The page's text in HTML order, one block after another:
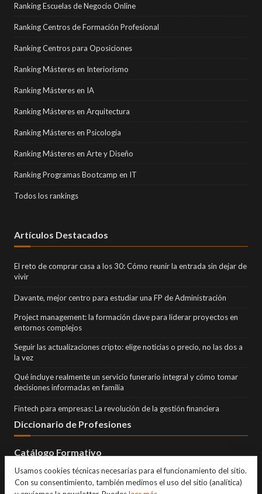
Ranking Escuelas de Negocio Online
Ranking Centros de Formación Profesional
Ranking Centros para Oposiciones
Ranking Másteres en Interiorismo
Ranking Másteres en IA
Ranking Másteres en Arquitectura
Ranking Másteres en Psicología
Ranking Másteres en Arte y Diseño
Ranking Programas Bootcamp en IT
Todos los rankings
Artículos Destacados
El reto de comprar casa a los 30: Cómo reunir la entrada sin dejar de
vivir
Davante, mejor centro para estudiar una FP de Administración
Project management: la formación clave para liderar proyectos en
entornos complejos
Seguir las actualizaciones cripto: elige noticias o precio, no las dos a
la vez
Qué incluye realmente un servicio funerario integral y cómo tomar
decisiones informadas en familia
Fintech para empresas: La revolución de la gestión financiera
Diccionario de Profesiones
Catálogo Formativo
Usamos cookies técnicas necesarias para el funcionamiento del sitio.
Con su consentimiento, también medimos el uso del sitio (analítica)